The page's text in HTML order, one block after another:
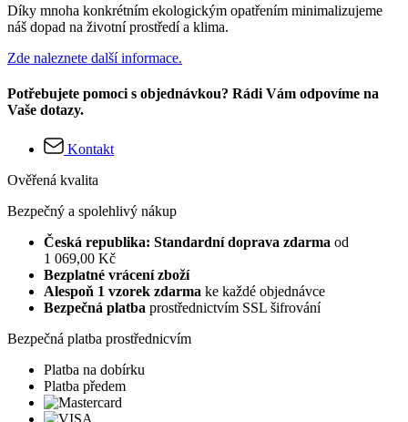
Díky mnoha konkrétním ekologickým opatřením minimalizujeme
náš dopad na životní prostředí a klima.
Zde naleznete další informace.
Potřebujete pomoci s objednávkou? Rádi Vám odpovíme na
Vaše dotazy.
Kontakt
Ověřená kvalita
Bezpečný a spolehlivý nákup
Česká republika: Standardní doprava zdarma od
1 069,00 Kč
Bezplatné vrácení zboží
Alespoň 1 vzorek zdarma ke každé objednávce
Bezpečná platba prostřednictvím SSL šifrování
Bezpečná platba prostřednicvím
Platba na dobírku
Platba předem